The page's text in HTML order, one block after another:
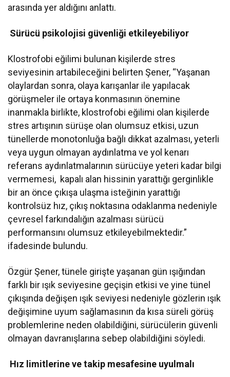
arasında yer aldığını anlattı.
Sürücü psikolojisi güvenliği etkileyebiliyor
Klostrofobi eğilimi bulunan kişilerde stres
seviyesinin artabileceğini belirten Şener, “Yaşanan
olaylardan sonra, olaya karışanlar ile yapılacak
görüşmeler ile ortaya konmasının önemine
inanmakla birlikte, klostrofobi eğilimi olan kişilerde
stres artışının sürüşe olan olumsuz etkisi, uzun
tünellerde monotonluğa bağlı dikkat azalması, yeterli
veya uygun olmayan aydınlatma ve yol kenarı
referans aydınlatmalarının sürücüye yeteri kadar bilgi
vermemesi, kapalı alan hissinin yarattığı gerginlikle
bir an önce çıkışa ulaşma isteğinin yarattığı
kontrolsüz hız, çıkış noktasına odaklanma nedeniyle
çevresel farkındalığın azalması sürücü
performansını olumsuz etkileyebilmektedir.”
ifadesinde bulundu.
Özgür Şener, tünele girişte yaşanan gün ışığından
farklı bir ışık seviyesine geçişin etkisi ve yine tünel
çıkışında değişen ışık seviyesi nedeniyle gözlerin ışık
değişimine uyum sağlamasının da kısa süreli görüş
problemlerine neden olabildiğini, sürücülerin güvenli
olmayan davranışlarına sebep olabildiğini söyledi.
Hız limitlerine ve takip mesafesine uyulmalı